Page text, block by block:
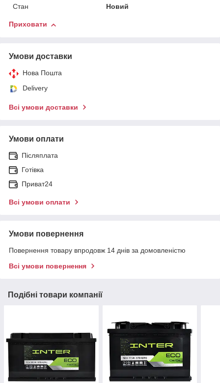
Стан
Новий
Приховати
Умови доставки
Нова Пошта
Delivery
Всі умови доставки
Умови оплати
Післяплата
Готівка
Приват24
Всі умови оплати
Умови повернення
Повернення товару впродовж 14 днів за домовленістю
Всі умови повернення
Подібні товари компанії